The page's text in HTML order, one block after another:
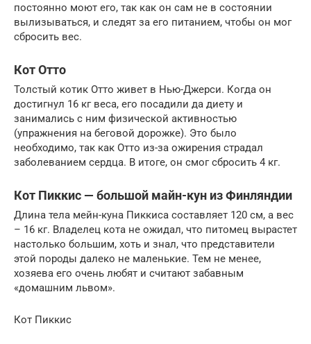
постоянно моют его, так как он сам не в состоянии
вылизываться, и следят за его питанием, чтобы он мог
сбросить вес.
Кот Отто
Толстый котик Отто живет в Нью-Джерси. Когда он
достигнул 16 кг веса, его посадили да диету и
занимались с ним физической активностью
(упражнения на беговой дорожке). Это было
необходимо, так как Отто из-за ожирения страдал
заболеванием сердца. В итоге, он смог сбросить 4 кг.
Кот Пиккис — большой майн-кун из Финляндии
Длина тела мейн-куна Пиккиса составляет 120 см, а вес
– 16 кг. Владелец кота не ожидал, что питомец вырастет
настолько большим, хоть и знал, что представители
этой породы далеко не маленькие. Тем не менее,
хозяева его очень любят и считают забавным
«домашним львом».
Кот Пиккис